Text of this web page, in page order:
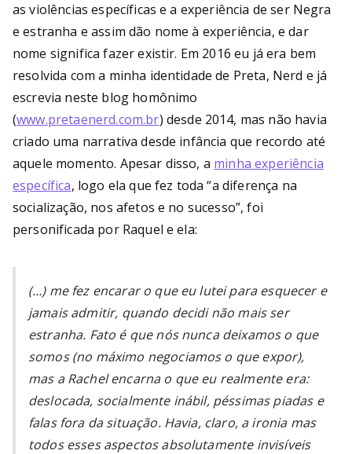
as violências específicas e a experiência de ser Negra
e estranha e assim dão nome à experiência, e dar
nome significa fazer existir. Em 2016 eu já era bem
resolvida com a minha identidade de Preta, Nerd e já
escrevia neste blog homônimo
(www.pretaenerd.com.br) desde 2014, mas não havia
criado uma narrativa desde infância que recordo até
aquele momento. Apesar disso, a minha experiência
específica, logo ela que fez toda “a diferença na
socialização, nos afetos e no sucesso”, foi
personificada por Raquel e ela:
(…) me fez encarar o que eu lutei para esquecer e
jamais admitir, quando decidi não mais ser
estranha. Fato é que nós nunca deixamos o que
somos (no máximo negociamos o que expor),
mas a Rachel encarna o que eu realmente era:
deslocada, socialmente inábil, péssimas piadas e
falas fora da situação. Havia, claro, a ironia mas
todos esses aspectos absolutamente invisíveis